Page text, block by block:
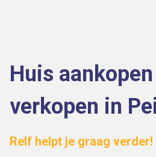
Huis
verkopen in
Relf helpt je graag verder!